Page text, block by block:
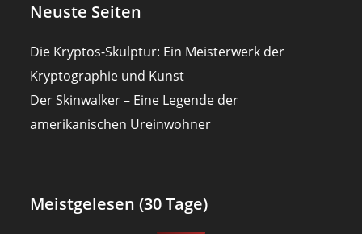
Neuste Seiten
Die Kryptos-Skulptur: Ein Meisterwerk der
Kryptographie und Kunst
Der Skinwalker – Eine Legende der
amerikanischen Ureinwohner
Meistgelesen (30 Tage)